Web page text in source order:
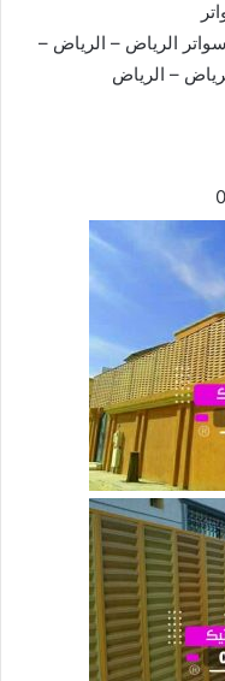
الرياض – الرياض –
– الرياض